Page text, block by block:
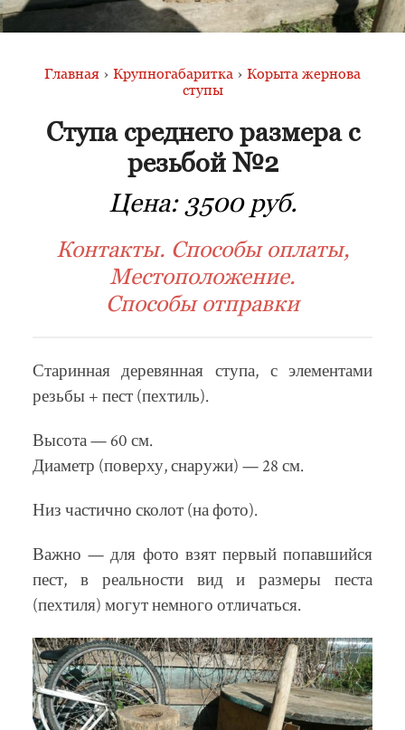
Главная › Крупногабаритка › Корыта жернова
ступы
Ступа среднего размера с
резьбой №2
Цена: 3500 руб.
Контакты. Способы оплаты,
Местоположение.
Способы отправки
Старинная деревянная ступа, с элементами
резьбы + пест (пехтиль).
Высота — 60 см.
Диаметр (поверху, снаружи) — 28 см.
Низ частично сколот (на фото).
Важно — для фото взят первый попавшийся
пест, в реальности вид и размеры песта
(пехтиля) могут немного отличаться.